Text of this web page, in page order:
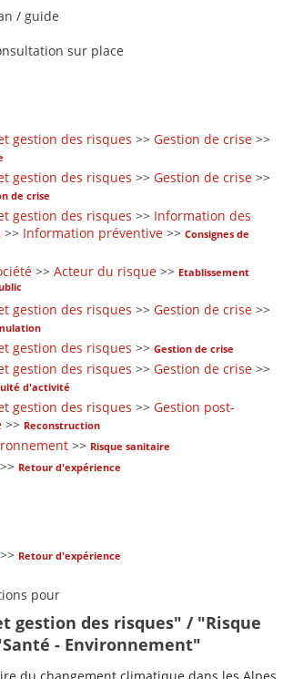
/ guide
sur place
gestion des risques >> Gestion de crise >>
gestion des risques >> Gestion de crise >>
de crise
gestion des risques >> Information des
>> Information préventive >> Consignes de
>> Acteur du risque >> Etablissement
gestion des risques >> Gestion de crise >>
gestion des risques >> Gestion de crise
gestion des risques >> Gestion de crise >>
d'activité
gestion des risques >> Gestion post-
>> Reconstruction
>> Risque sanitaire
>> Retour d'expérience
>> Retour d'expérience
pour
gestion des risques" / "Risque
- Environnement"